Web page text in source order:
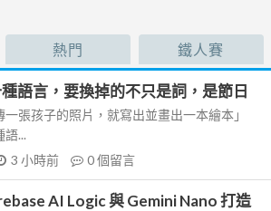
熱門 鐵人賽
語言，要換掉的不只是詞，是節日
張孩子的照片，就寫出並畫出一本繪本」
語...
3 小時前 0個留言
AI Logic 與 Gemini Nano 打造